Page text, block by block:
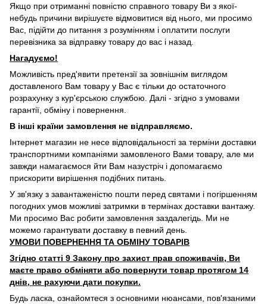
Якщо при отриманні повністю справного товару Ви з якої-
небудь причини вирішуєте відмовитися від нього, ми просимо
Вас, підійти до питання з розумінням і оплатити послуги
перевізника за відправку товару до вас і назад.
Нагадуємо!
Можливість пред'явити претензії за зовнішнім виглядом
доставленого Вам товару у Вас є тільки до остаточного
розрахунку з кур'єрською службою. Далі - згідно з умовами
гарантії, обміну і повернення.
В інші країни замовлення не відправляємо.
Інтернет магазин не несе відповідальності за терміни доставки
транспортними компаніями замовленого Вами товару, але ми
завжди намагаємося йти Вам назустріч і допомагаємо
прискорити вирішення подібних питань.
У зв'язку з завантаженістю пошти перед святами і погіршенням
погодних умов можливі затримки в термінах доставки вантажу.
Ми просимо Вас робити замовлення заздалегідь. Ми не
можемо гарантувати доставку в певний день.
УМОВИ ПОВЕРНЕННЯ ТА ОБМІНУ ТОВАРІВ
Згідно статті 9 Закону про захист прав споживачів, Ви
маєте право обміняти або повернути товар протягом 14
днів, не рахуючи дати покупки.
Будь ласка, ознайомтеся з основними нюансами, пов'язаними